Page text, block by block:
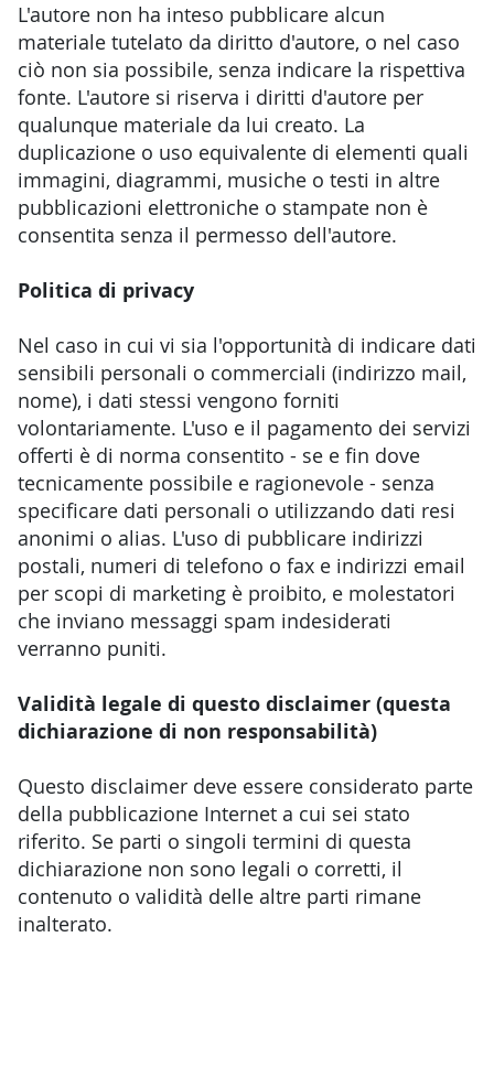
L'autore non ha inteso pubblicare alcun
materiale tutelato da diritto d'autore, o nel caso
ciò non sia possibile, senza indicare la rispettiva
fonte. L'autore si riserva i diritti d'autore per
qualunque materiale da lui creato. La
duplicazione o uso equivalente di elementi quali
immagini, diagrammi, musiche o testi in altre
pubblicazioni elettroniche o stampate non è
consentita senza il permesso dell'autore.
Politica di privacy
Nel caso in cui vi sia l'opportunità di indicare dati
sensibili personali o commerciali (indirizzo mail,
nome), i dati stessi vengono forniti
volontariamente. L'uso e il pagamento dei servizi
offerti è di norma consentito - se e fin dove
tecnicamente possibile e ragionevole - senza
specificare dati personali o utilizzando dati resi
anonimi o alias. L'uso di pubblicare indirizzi
postali, numeri di telefono o fax e indirizzi email
per scopi di marketing è proibito, e molestatori
che inviano messaggi spam indesiderati
verranno puniti.
Validità legale di questo disclaimer (questa
dichiarazione di non responsabilità)
Questo disclaimer deve essere considerato parte
della pubblicazione Internet a cui sei stato
riferito. Se parti o singoli termini di questa
dichiarazione non sono legali o corretti, il
contenuto o validità delle altre parti rimane
inalterato.